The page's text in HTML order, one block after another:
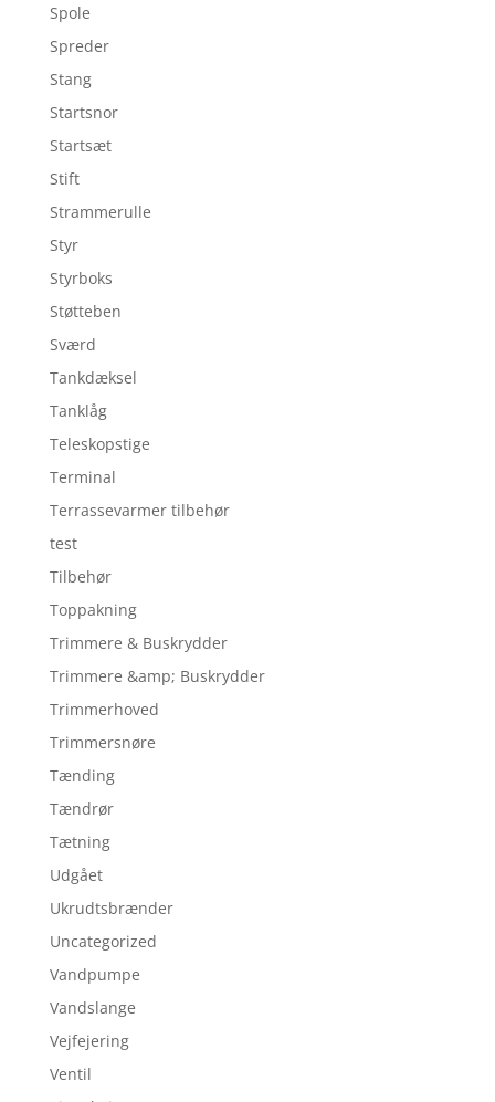
Spole
Spreder
Stang
Startsnor
Startsæt
Stift
Strammerulle
Styr
Styrboks
Støtteben
Sværd
Tankdæksel
Tanklåg
Teleskopstige
Terminal
Terrassevarmer tilbehør
test
Tilbehør
Toppakning
Trimmere & Buskrydder
Trimmere &amp; Buskrydder
Trimmerhoved
Trimmersnøre
Tænding
Tændrør
Tætning
Udgået
Ukrudtsbrænder
Uncategorized
Vandpumpe
Vandslange
Vejfejering
Ventil